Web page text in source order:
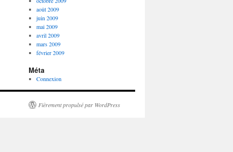
août 2009
juin 2009
mai 2009
avril 2009
mars 2009
février 2009
Méta
Connexion
Fièrement propulsé par WordPress